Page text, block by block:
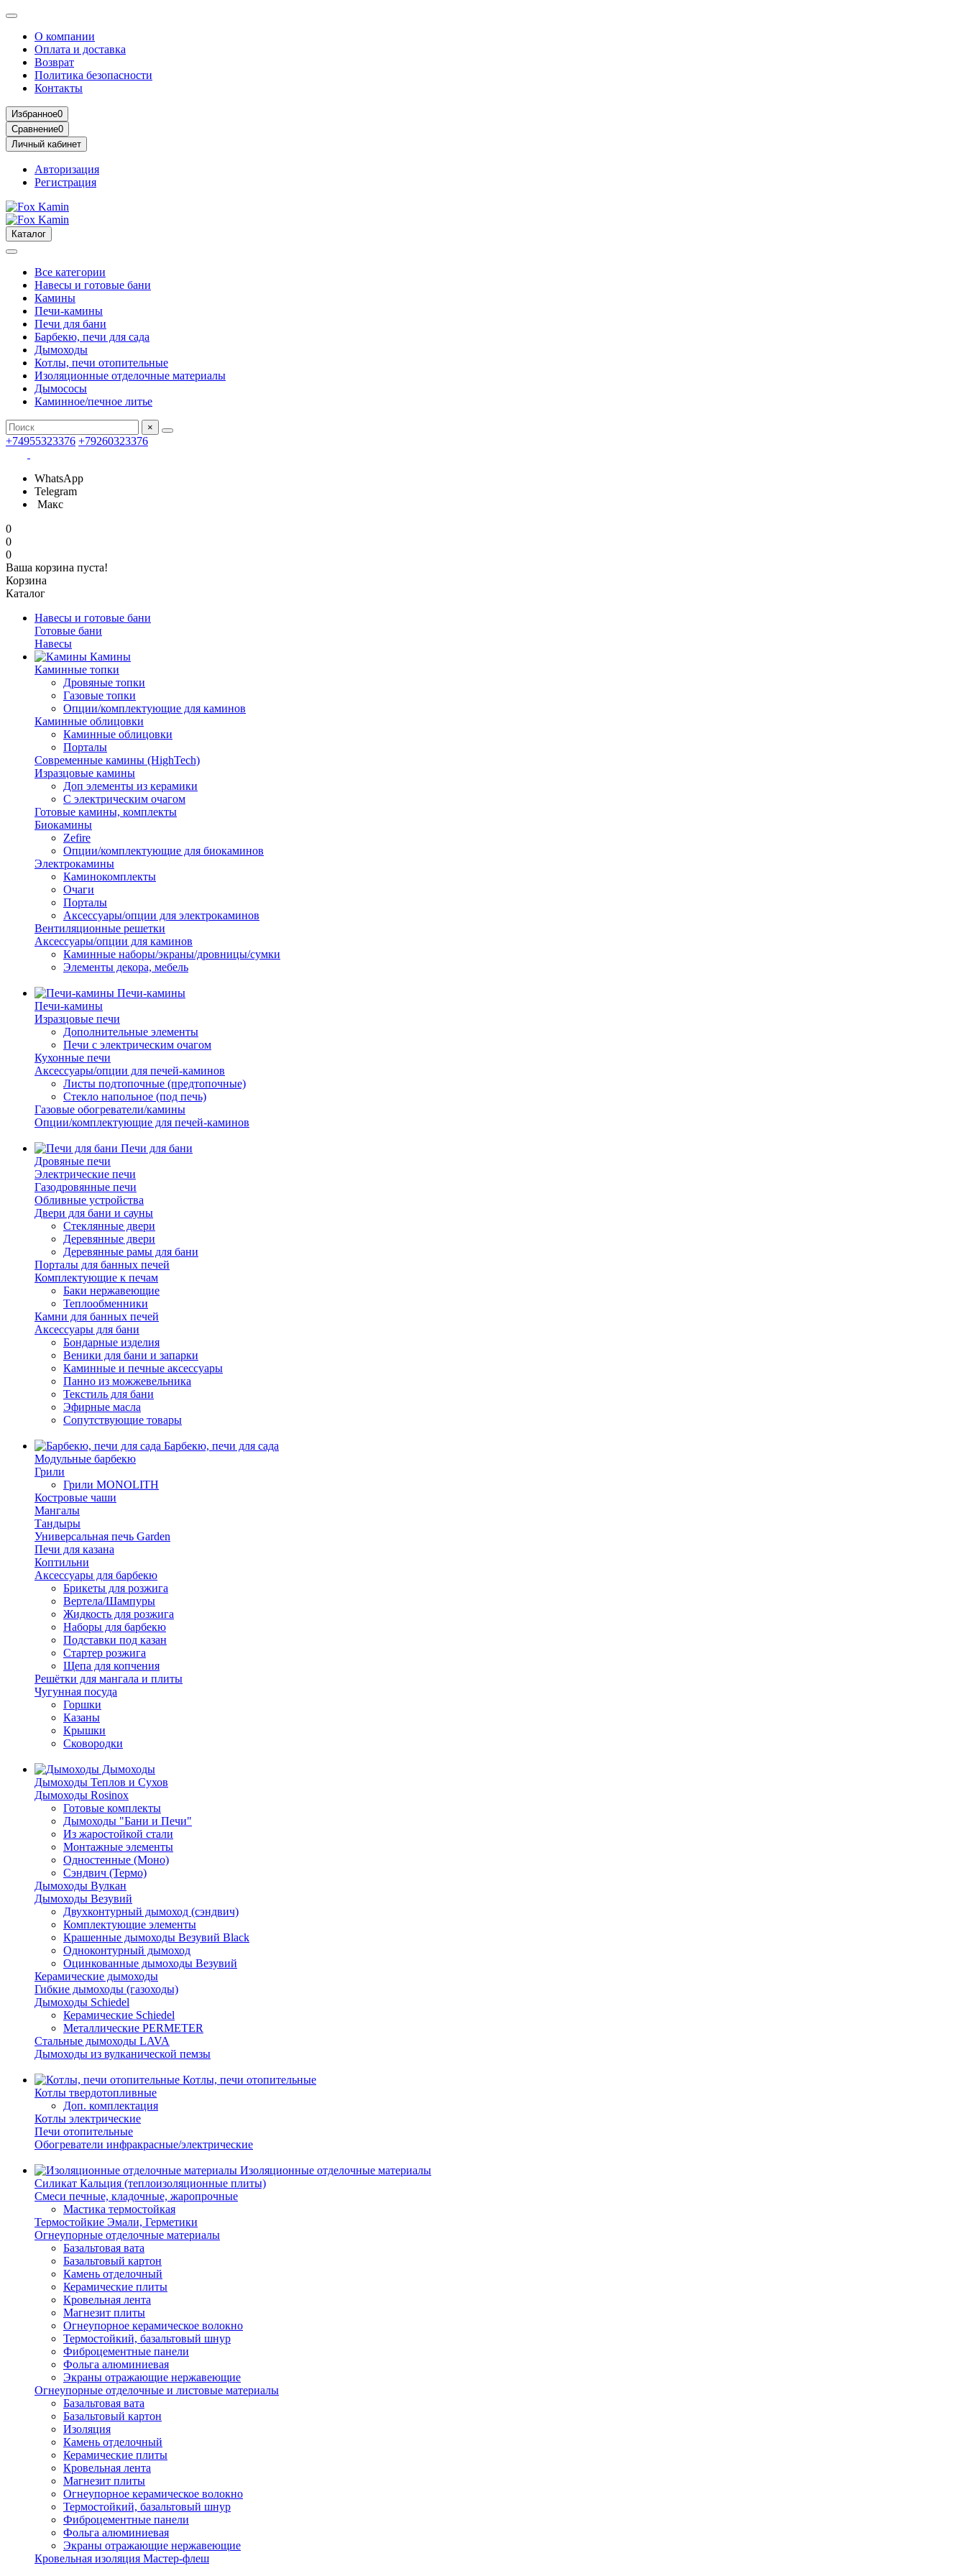
О компании
Оплата и доставка
Возврат
Политика безопасности
Контакты
Избранное0
Сравнение0
Личный кабинет
Авторизация
Регистрация
Каталог
Все категории
Навесы и готовые бани
Камины
Печи-камины
Печи для бани
Барбекю, печи для сада
Дымоходы
Котлы, печи отопительные
Изоляционные отделочные материалы
Дымососы
Каминное/печное литье
×
+74955323376 +79260323376
WhatsApp
Telegram
Макс
0
0
0
Ваша корзина пуста!
Корзина
Каталог
Навесы и готовые бани
Готовые бани
Навесы
Камины
Каминные топки
Дровяные топки
Газовые топки
Опции/комплектующие для каминов
Каминные облицовки
Каминные облицовки
Порталы
Современные камины (HighTech)
Изразцовые камины
Доп элементы из керамики
С электрическим очагом
Готовые камины, комплекты
Биокамины
Zefire
Опции/комплектующие для биокаминов
Электрокамины
Каминокомплекты
Очаги
Порталы
Аксессуары/опции для электрокаминов
Вентиляционные решетки
Аксессуары/опции для каминов
Каминные наборы/экраны/дровницы/сумки
Элементы декора, мебель
Печи-камины
Печи-камины
Изразцовые печи
Дополнительные элементы
Печи с электрическим очагом
Кухонные печи
Аксессуары/опции для печей-каминов
Листы подтопочные (предтопочные)
Стекло напольное (под печь)
Газовые обогреватели/камины
Опции/комплектующие для печей-каминов
Печи для бани
Дровяные печи
Электрические печи
Газодровянные печи
Обливные устройства
Двери для бани и сауны
Стеклянные двери
Деревянные двери
Деревянные рамы для бани
Порталы для банных печей
Комплектующие к печам
Баки нержавеющие
Теплообменники
Камни для банных печей
Аксессуары для бани
Бондарные изделия
Веники для бани и запарки
Каминные и печные аксессуары
Панно из можжевельника
Текстиль для бани
Эфирные масла
Сопутствующие товары
Барбекю, печи для сада
Модульные барбекю
Грили
Грили MONOLITH
Костровые чаши
Мангалы
Тандыры
Универсальная печь Garden
Печи для казана
Коптильни
Аксессуары для барбекю
Брикеты для розжига
Вертела/Шампуры
Жидкость для розжига
Наборы для барбекю
Подставки под казан
Стартер розжига
Щепа для копчения
Решётки для мангала и плиты
Чугунная посуда
Горшки
Казаны
Крышки
Сковородки
Дымоходы
Дымоходы Теплов и Сухов
Дымоходы Rosinox
Готовые комплекты
Дымоходы "Бани и Печи"
Из жаростойкой стали
Монтажные элементы
Одностенные (Моно)
Сэндвич (Термо)
Дымоходы Вулкан
Дымоходы Везувий
Двухконтурный дымоход (сэндвич)
Комплектующие элементы
Крашенные дымоходы Везувий Black
Одноконтурный дымоход
Оцинкованные дымоходы Везувий
Керамические дымоходы
Гибкие дымоходы (газоходы)
Дымоходы Schiedel
Керамические Schiedel
Металлические PERMETER
Стальные дымоходы LAVA
Дымоходы из вулканической пемзы
Котлы, печи отопительные
Котлы твердотопливные
Доп. комплектация
Котлы электрические
Печи отопительные
Обогреватели инфракрасные/электрические
Изоляционные отделочные материалы
Силикат Кальция (теплоизоляционные плиты)
Смеси печные, кладочные, жаропрочные
Мастика термостойкая
Термостойкие Эмали, Герметики
Огнеупорные отделочные материалы
Базальтовая вата
Базальтовый картон
Камень отделочный
Керамические плиты
Кровельная лента
Магнезит плиты
Огнеупорное керамическое волокно
Термостойкий, базальтовый шнур
Фиброцементные панели
Фольга алюминиевая
Экраны отражающие нержавеющие
Огнеупорные отделочные и листовые материалы
Базальтовая вата
Базальтовый картон
Изоляция
Камень отделочный
Керамические плиты
Кровельная лента
Магнезит плиты
Огнеупорное керамическое волокно
Термостойкий, базальтовый шнур
Фиброцементные панели
Фольга алюминиевая
Экраны отражающие нержавеющие
Кровельная изоляция Мастер-флеш